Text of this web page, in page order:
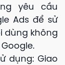
yêu cầu
Ads để sử
dùng không
dụng: Giao